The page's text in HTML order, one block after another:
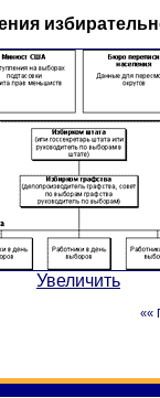
Увеличить
««